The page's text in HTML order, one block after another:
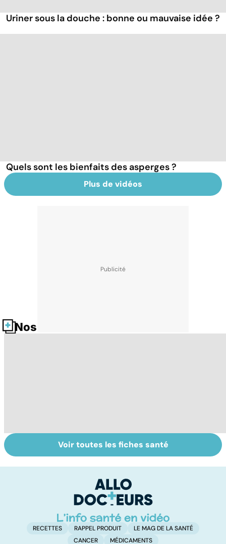
Uriner sous la douche : bonne ou mauvaise idée ?
Quels sont les bienfaits des asperges ?
Plus de vidéos
Nos fiches santé
L'andropause, la
ménopause des
Incontinence
urinaire : les
Voir toutes les fiches santé
RECETTES RAPPEL PRODUIT
LE MAG DE LA SANTÉ
CANCER
MÉDICAMENTS